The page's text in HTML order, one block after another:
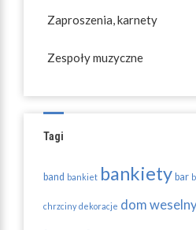
Zaproszenia, karnety
Zespoły muzyczne
Tagi
band bankiet bankiety bar
chrzciny dekoracje dom